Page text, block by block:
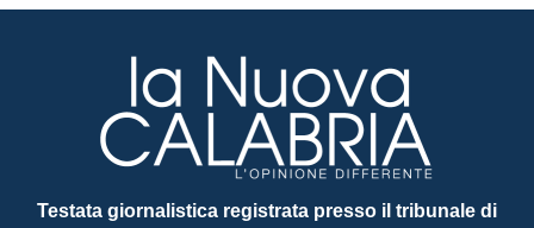
Testata giornalistica registrata presso il tribunale di